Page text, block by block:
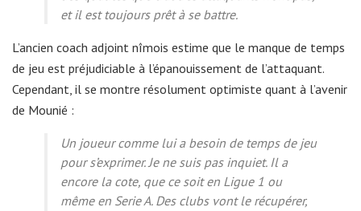
et il est toujours prêt à se battre.
L’ancien coach adjoint nîmois estime que le manque de temps
de jeu est préjudiciable à l’épanouissement de l’attaquant.
Cependant, il se montre résolument optimiste quant à l’avenir
de Mounié :
Un joueur comme lui a besoin de temps de jeu
pour s’exprimer. Je ne suis pas inquiet. Il a
encore la cote, que ce soit en Ligue 1 ou
même en Serie A. Des clubs vont le récupérer,